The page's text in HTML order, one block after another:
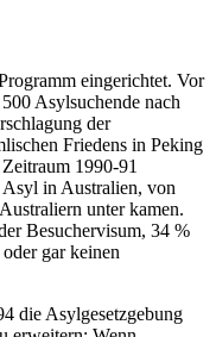
eingerichtet. Vor
Asylsuchende nach
der
Friedens in Peking
1990-91
Asyl in Australien, von
unter kamen.
Besuchervisum, 34 %
gar keinen
die Asylgesetzgebung